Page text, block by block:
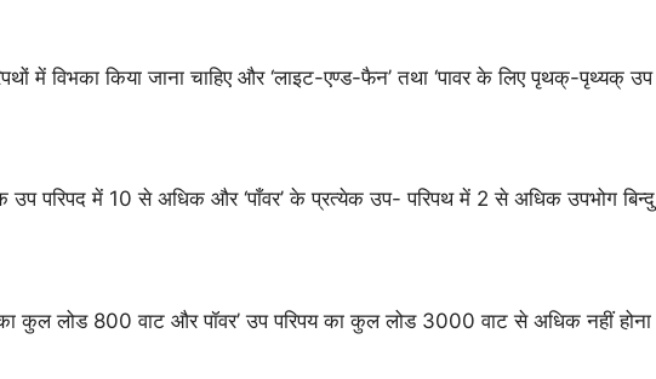
में विभका किया जाना चाहिए और ‘लाइट-एण्ड-फैन’ तथा ‘पावर के लिए पृथक्-पृथ्यक् उप
उप परिपद में 10 से अधिक और ‘पाँवर’ के प्रत्येक उप- परिपथ में 2 से अधिक उपभोग बिन्दु
कुल लोड 800 वाट और पॉवर’ उप परिपय का कुल लोड 3000 वाट से अधिक नहीं होना